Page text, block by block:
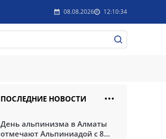
08.08.2026 12:10:34
ПОСЛЕДНИЕ НОВОСТИ
День альпинизма в Алматы
отмечают Альпиниадой с 8...